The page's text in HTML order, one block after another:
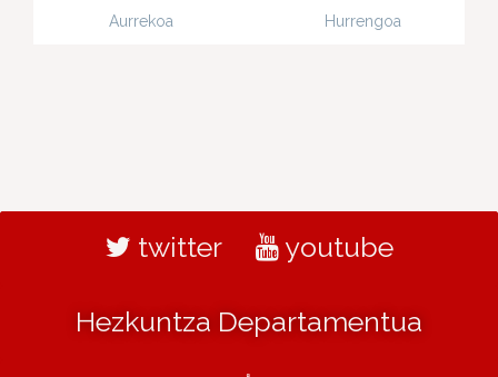
Aurrekoa Hurrengoa
twitter youtube
Hezkuntza Departamentua